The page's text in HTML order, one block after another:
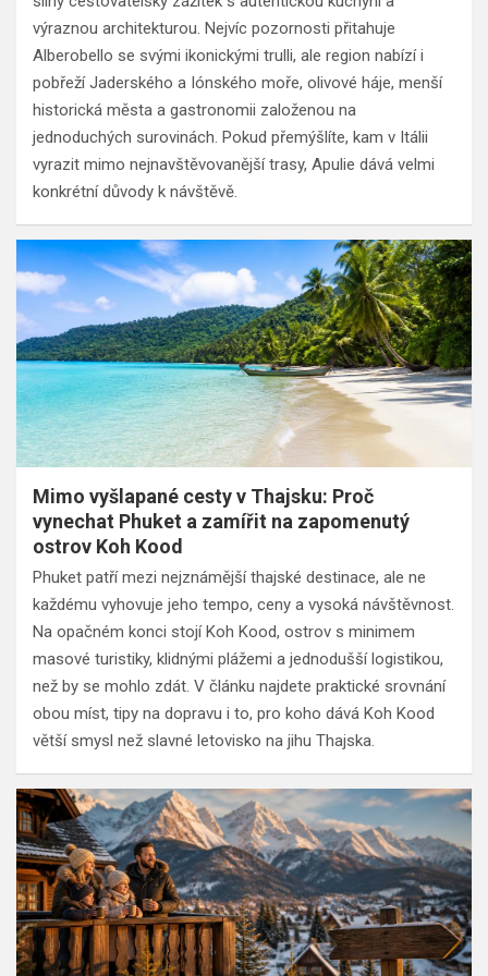
výraznou architekturou. Nejvíc pozornosti přitahuje
Alberobello se svými ikonickými trulli, ale region nabízí i
pobřeží Jaderského a Iónského moře, olivové háje, menší
historická města a gastronomii založenou na
jednoduchých surovinách. Pokud přemýšlíte, kam v Itálii
vyrazit mimo nejnavštěvovanější trasy, Apulie dává velmi
konkrétní důvody k návštěvě.
Mimo vyšlapané cesty v Thajsku: Proč
vynechat Phuket a zamířit na zapomenutý
ostrov Koh Kood
Phuket patří mezi nejznámější thajské destinace, ale ne
každému vyhovuje jeho tempo, ceny a vysoká návštěvnost.
Na opačném konci stojí Koh Kood, ostrov s minimem
masové turistiky, klidnými plážemi a jednodušší logistikou,
než by se mohlo zdát. V článku najdete praktické srovnání
obou míst, tipy na dopravu i to, pro koho dává Koh Kood
větší smysl než slavné letovisko na jihu Thajska.